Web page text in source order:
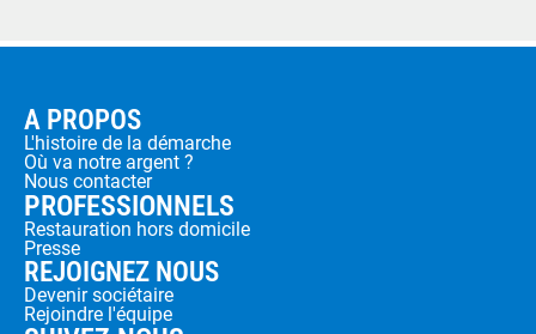
A PROPOS
L'histoire de la démarche
Où va notre argent ?
Nous contacter
PROFESSIONNELS
Restauration hors domicile
Presse
REJOIGNEZ NOUS
Devenir sociétaire
Rejoindre l'équipe